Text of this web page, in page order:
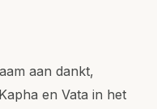
aan dankt,
en Vata in het